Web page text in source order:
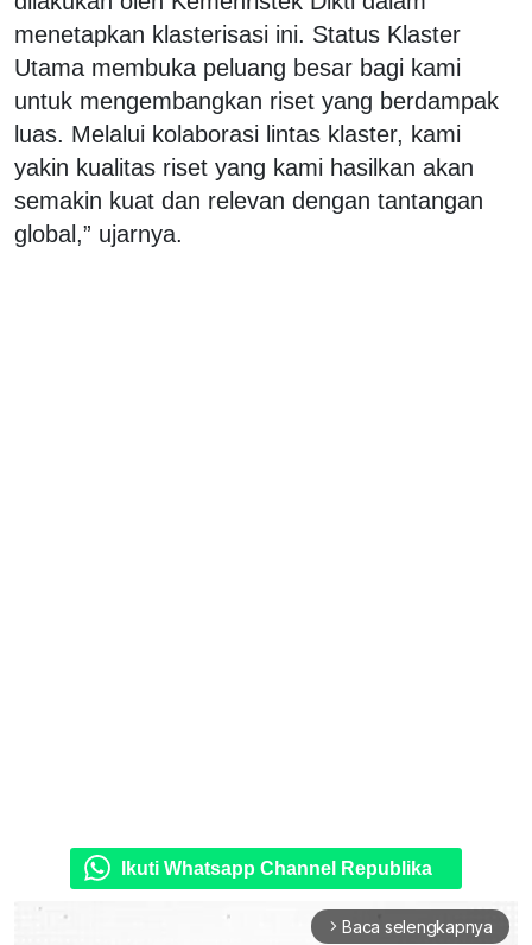
menetapkan klasterisasi ini. Status Klaster
Utama membuka peluang besar bagi kami
untuk mengembangkan riset yang berdampak
luas. Melalui kolaborasi lintas klaster, kami
yakin kualitas riset yang kami hasilkan akan
semakin kuat dan relevan dengan tantangan
global,” ujarnya.
Ikuti Whatsapp Channel Republika
arrow_forward_ios Baca selengkapnya